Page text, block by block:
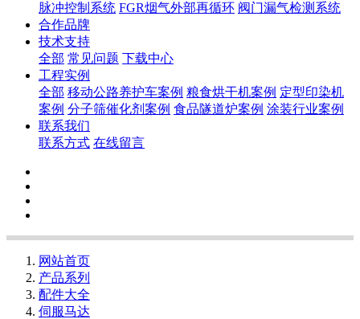
脉冲控制系统 FGR烟气外部再循环 阀门漏气检测系统
合作品牌
技术支持
全部 常见问题 下载中心
工程实例
全部 移动公路养护车案例 粮食烘干机案例 定型印染机
案例 分子筛催化剂案例 食品隧道炉案例 涂装行业案例
联系我们
联系方式 在线留言
网站首页
产品系列
配件大全
伺服马达